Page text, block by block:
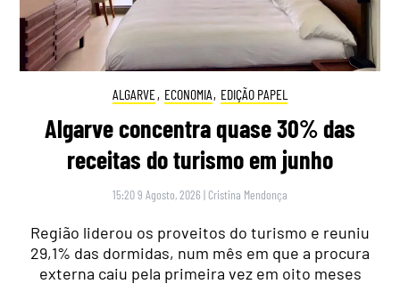
ALGARVE, ECONOMIA, EDIÇÃO PAPEL
Algarve concentra quase 30% das
receitas do turismo em junho
15:20 9 Agosto, 2026 | Cristina Mendonça
Região liderou os proveitos do turismo e reuniu
29,1% das dormidas, num mês em que a procura
externa caiu pela primeira vez em oito meses